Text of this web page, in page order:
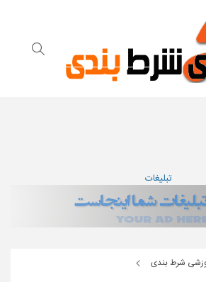
تبلیغات
شرط بندی